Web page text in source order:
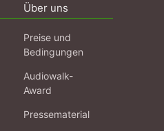
Über uns
Preise und
Bedingungen
Audiowalk-
Award
Pressematerial